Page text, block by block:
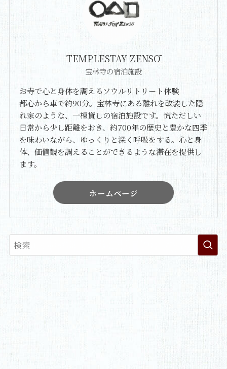
TEMPLESTAY ZENSŌ
宝林寺の宿泊施設
お寺で心と身体を調えるソウルリトリート体験
都心から車で約90分。宝林寺にある離れを改装した隠
れ家のような、一棟貸しの宿泊施設です。慌ただしい
日常から少し距離をおき、約700年の歴史と豊かな四季
を味わいながら、ゆっくりと深く呼吸をする。心と身
体、価値観を調えることができるような滞在を提供し
ます。
ホームページ